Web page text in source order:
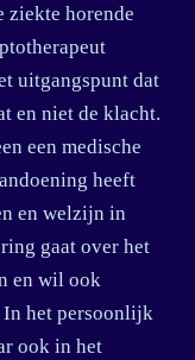
ziekte horende
uitgangspunt dat
en niet de klacht.
een medische
heeft
en welzijn in
gaat over het
en wil ook
In het persoonlijk
ook in het